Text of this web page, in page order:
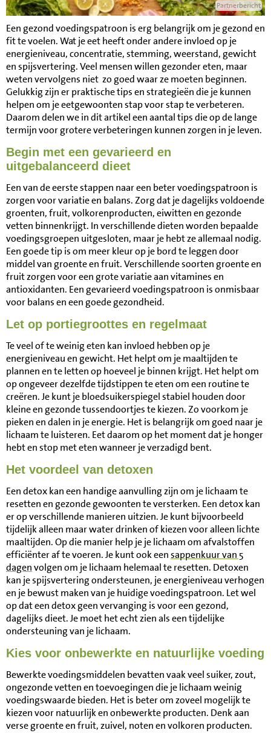
Partnerbericht
Een gezond voedingspatroon is erg belangrijk om je gezond en
fit te voelen. Wat je eet heeft onder andere invloed op je
energieniveau, concentratie, stemming, weerstand, gewicht
en spijsvertering. Veel mensen willen gezonder eten, maar
weten vervolgens niet zo goed waar ze moeten beginnen.
Gelukkig zijn er praktische tips en strategieën die je kunnen
helpen om je eetgewoonten stap voor stap te verbeteren.
Daarom delen we in dit artikel een aantal tips die op de lange
termijn voor grotere verbeteringen kunnen zorgen in je leven.
Begin met een gevarieerd en
uitgebalanceerd dieet
Een van de eerste stappen naar een beter voedingspatroon is
zorgen voor variatie en balans. Zorg dat je dagelijks voldoende
groenten, fruit, volkorenproducten, eiwitten en gezonde
vetten binnenkrijgt. In verschillende dieten worden bepaalde
voedingsgroepen uitgesloten, maar je hebt ze allemaal nodig.
Een goede tip is om meer kleur op je bord te leggen door
middel van groente en fruit. Verschillende soorten groente en
fruit zorgen voor een grote variatie aan vitamines en
antioxidanten. Een gevarieerd voedingspatroon is onmisbaar
voor balans en een goede gezondheid.
Let op portiegroottes en regelmaat
Te veel of te weinig eten kan invloed hebben op je
energieniveau en gewicht. Het helpt om je maaltijden te
plannen en te letten op hoeveel je binnen krijgt. Het helpt om
op ongeveer dezelfde tijdstippen te eten om een routine te
creëren. Je kunt je bloedsuikerspiegel stabiel houden door
kleine en gezonde tussendoortjes te kiezen. Zo voorkom je
pieken en dalen in je energie. Het is belangrijk om goed naar je
lichaam te luisteren. Eet daarom op het moment dat je honger
hebt en stop met eten wanneer je verzadigd bent.
Het voordeel van detoxen
Een detox kan een handige aanvulling zijn om je lichaam te
resetten en gezonde gewoonten te versterken. Een detox kan
er op verschillende manieren uitzien. Je kunt bijvoorbeeld
tijdelijk alleen maar water drinken of kiezen voor alleen lichte
maaltijden. Op die manier help je je lichaam om afvalstoffen
efficiënter af te voeren. Je kunt ook eensappenkuur van 5
dagenvolgen om je lichaam helemaal te resetten. Detoxen
kan je spijsvertering ondersteunen, je energieniveau verhogen
en je bewust maken van je huidige voedingspatroon. Let wel
op dat een detox geen vervanging is voor een gezond,
dagelijks dieet. Je moet het echt zien als een tijdelijke
ondersteuning van je lichaam.
Kies voor onbewerkte en natuurlijke voeding
Bewerkte voedingsmiddelen bevatten vaak veel suiker, zout,
ongezonde vetten en toevoegingen die je lichaam weinig
voedingswaarde bieden. Het is beter om zoveel mogelijk te
kiezen voor natuurlijk en onbewerkte producten. Denk aan
verse groente en fruit, zuivel, noten en volkoren producten.